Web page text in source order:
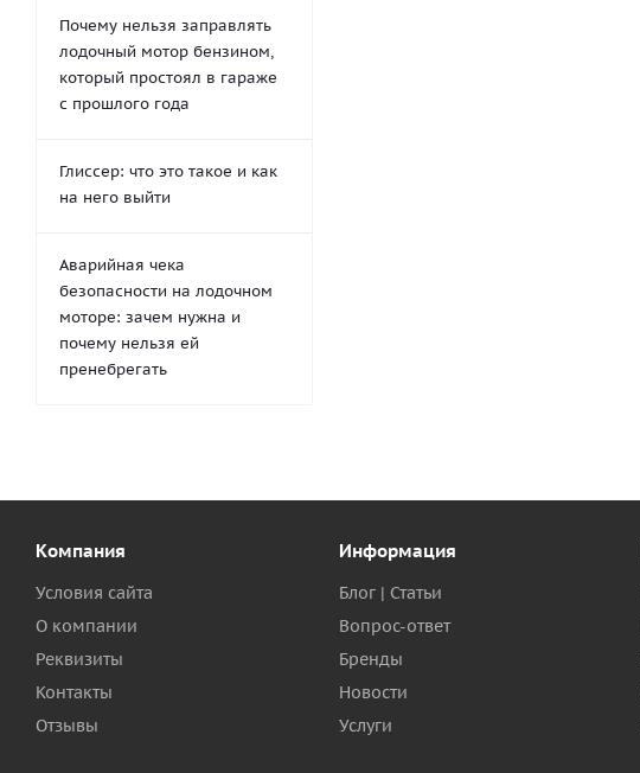
Почему нельзя заправлять
лодочный мотор бензином,
который простоял в гараже
с прошлого года
Глиссер: что это такое и как
на него выйти
Аварийная чека
безопасности на лодочном
моторе: зачем нужна и
почему нельзя ей
пренебрегать
Компания
Условия сайта
О компании
Реквизиты
Контакты
Отзывы
Информация
Блог | Статьи
Вопрос-ответ
Бренды
Новости
Услуги